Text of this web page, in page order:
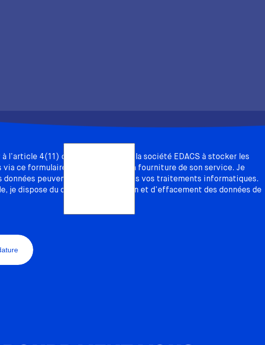
l’article 4(11) du RGPD, j’autorise la société EDACS à stocker les
via ce formulaire dans le cadre de la fourniture de son service. Je
données peuvent être utilisées dans vos traitements informatiques.
je dispose du droit de modification et d’effacement des données de